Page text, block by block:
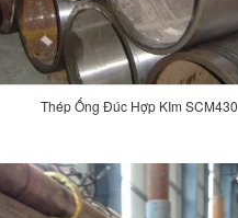
Thép Ống Đúc Hợp KIm SCM430